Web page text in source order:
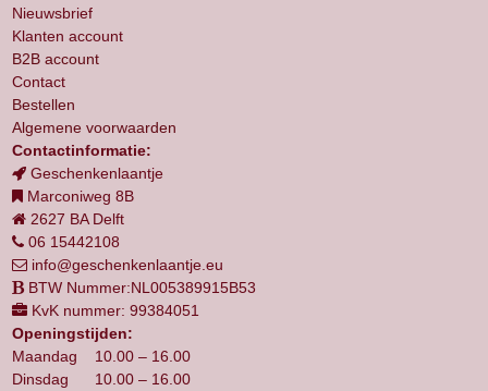
Nieuwsbrief
Klanten account
B2B account
Contact
Bestellen
Algemene voorwaarden
Contactinformatie:
Geschenkenlaantje
Marconiweg 8B
2627 BA Delft
06 15442108
info@geschenkenlaantje.eu
BTW Nummer:NL005389915B53
KvK nummer: 99384051
Openingstijden:
Maandag 10.00 – 16.00
Dinsdag 10.00 – 16.00